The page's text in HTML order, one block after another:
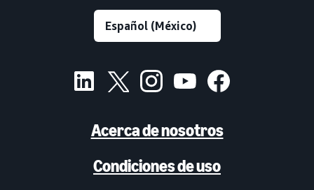
Acerca de nosotros
Condiciones de uso